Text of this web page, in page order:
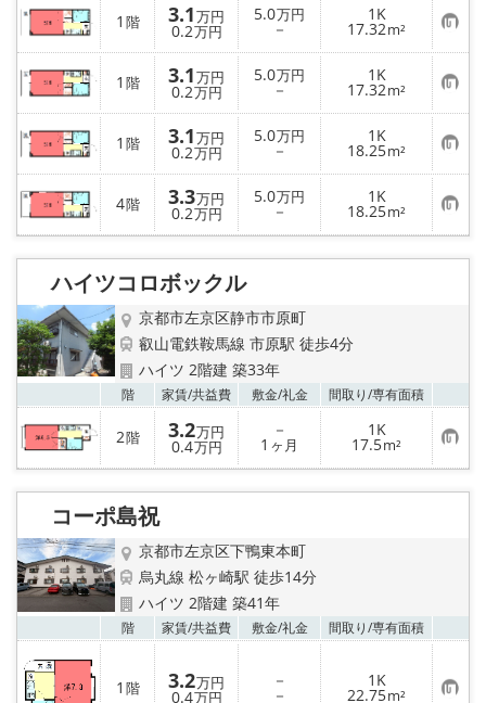
1 階 3.1万円
0.2万円
5.0万円
－
1K
17.32m² お
気
に
入
り
登
録
1 階 3.1万円
0.2万円
5.0万円
－
1K
17.32m² お
気
に
入
り
登
録
1 階 3.1万円
0.2万円
5.0万円
－
1K
18.25m² お
気
に
入
り
登
録
4階 3.3万円
0.2万円
5.0万円
－
1K
18.25m² お
気
に
入
ハイツコロボックル
京都市左京区静市市原町
叡山電鉄鞍馬線 市原駅 徒歩4分
ハイツ 2階建 築33年
階 家賃/共益費 敷金/礼金 間取り/専有面積
2階 3.2万円
0.4万円
－
1 ヶ月
1K
17.5m² お
気
に
入
コーポ島祝
京都市左京区下鴨東本町
烏丸線 松ヶ崎駅 徒歩14分
ハイツ 2階建 築41年
階 家賃/共益費 敷金/礼金 間取り/専有面積
1 階 3.2万円
0.4万円
－
－
1K
22.75m² お